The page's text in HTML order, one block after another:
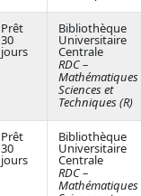
Prêt
30
jours
Bibliothèque
Universitaire
Centrale
RDC –
Mathématiques
Sciences et
Techniques (R)
Prêt
30
jours
Bibliothèque
Universitaire
Centrale
RDC –
Mathématiques